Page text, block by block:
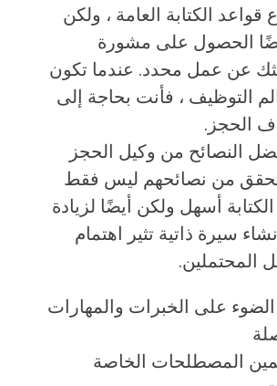
قواعد الكتابة العامة ، ولكن
الحصول على مشورة
عن عمل محدد. عندما تكون
التوظيف ، فأنت بحاجة إلى
الحجز.
النصائح من وكيل الحجز
من نصائحهم ليس فقط
أسهل ولكن أيضًا لزيادة
سيرة ذاتية تثير اهتمام
المحتملين.
على الخبرات والمهارات
المصطلحات الخاصة